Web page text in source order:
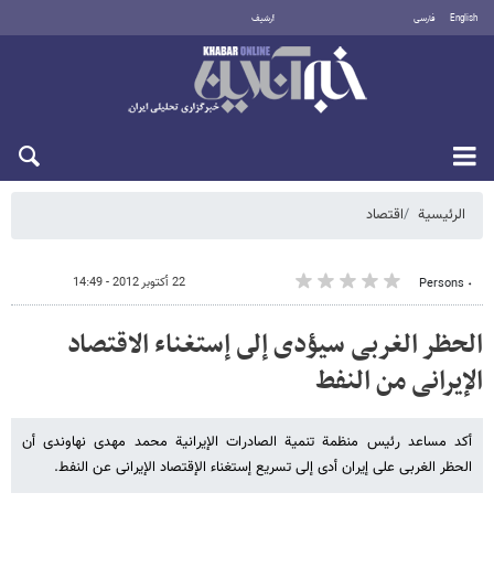
English فارسی أرشيف
الرئيسية اقتصاد
٠ Persons 22 أكتوبر 2012 - 14:49
الحظر الغربی سیؤدی إلى إستغناء الاقتصاد
الإیرانی من النفط
أکد مساعد رئیس منظمة تنمیة الصادرات الإیرانیة محمد مهدی نهاوندی أن
الحظر الغربی على إیران أدى إلى تسریع إستغناء الإقتصاد الإیرانی عن النفط.